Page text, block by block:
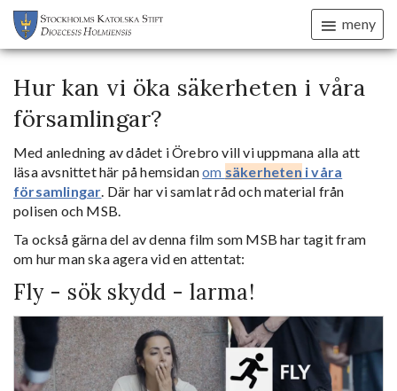
meny
Hur kan vi öka säkerheten i våra
församlingar?
Med anledning av dådet i Örebro vill vi uppmana alla att
läsa avsnittet här på hemsidanom säkerheten i våra
församlingar. Där har vi samlat råd och material från
polisen och MSB.
Ta också gärna del av denna film som MSB har tagit fram
om hur man ska agera vid en attentat:
Fly - sök skydd - larma!